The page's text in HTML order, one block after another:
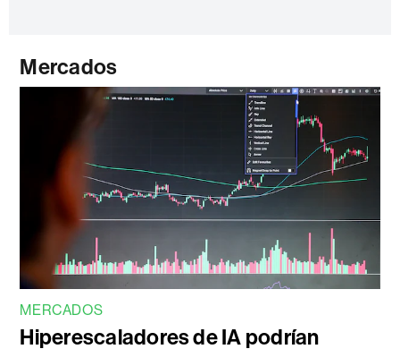
Mercados
MERCADOS
Hiperescaladores de IA podrían